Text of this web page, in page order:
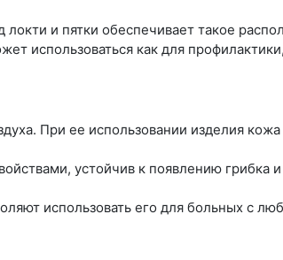
и пятки обеспечивает такое
использоваться как для
При ее использовании изделия кожа
устойчив к появлению грибка и
использовать его для больных с